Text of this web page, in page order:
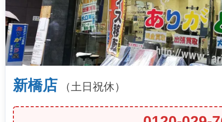
新橋店 （土日祝休）